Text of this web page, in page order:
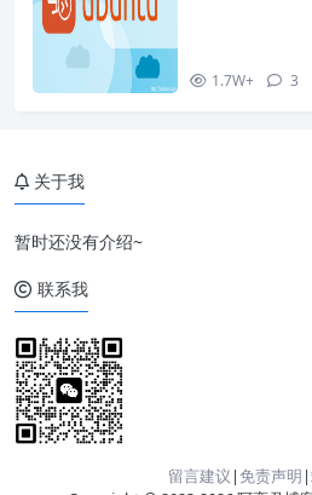
1.7W+ 3
关于我
暂时还没有介绍~
联系我
留言建议 |免责声明 |